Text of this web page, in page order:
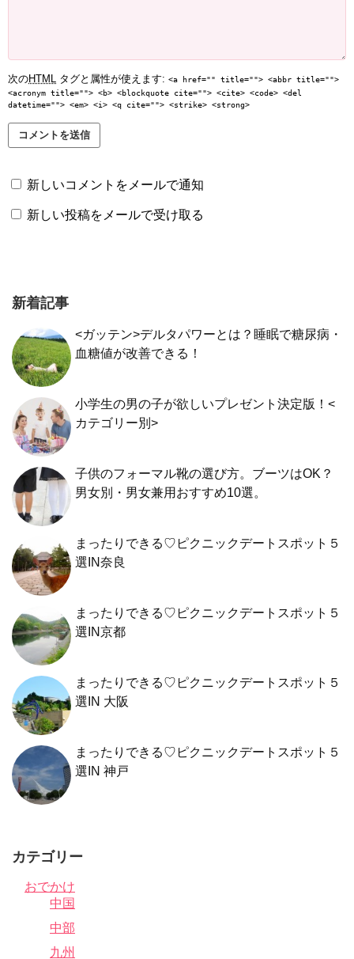
次のHTML タグと属性が使えます: <a href="" title=""> <abbr title="">
<acronym title=""> <b> <blockquote cite=""> <cite> <code> <del
datetime=""> <em> <i> <q cite=""> <strike> <strong>
新しいコメントをメールで通知
新しい投稿をメールで受け取る
新着記事
<ガッテン>デルタパワーとは？睡眠で糖尿病・
血糖値が改善できる！
小学生の男の子が欲しいプレゼント決定版！<
カテゴリー別>
子供のフォーマル靴の選び方。ブーツはOK？
男女別・男女兼用おすすめ10選。
まったりできる♡ピクニックデートスポット５
選IN奈良
まったりできる♡ピクニックデートスポット５
選IN京都
まったりできる♡ピクニックデートスポット５
選IN 大阪
まったりできる♡ピクニックデートスポット５
選IN 神戸
カテゴリー
おでかけ
中国
中部
九州